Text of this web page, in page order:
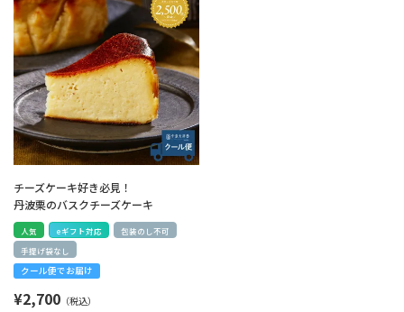
チーズケーキ好き必見！
丹波栗のバスクチーズケーキ
人気 eギフト対応
包装のし不可
手提げ袋なし
クール便でお届け
¥2,700